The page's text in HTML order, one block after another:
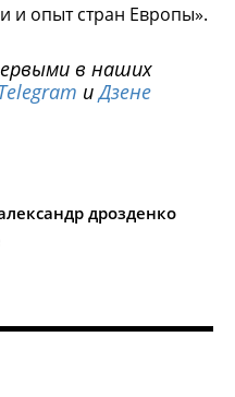
и опыт стран Европы».
в наших
иДзене
дрозденко